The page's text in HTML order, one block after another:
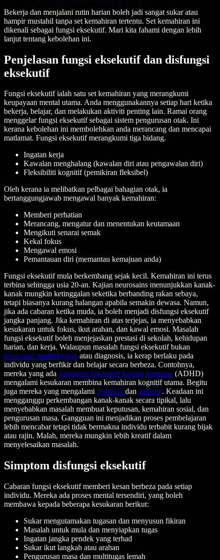
Bekerja dan menjalani rutin harian boleh jadi sangat sukar atau
hampir mustahil tanpa set kemahiran tertentu. Set kemahiran ini
dikenali sebagai fungsi eksekutif. Mari kita fahami dengan lebih
lanjut tentang kebolehan ini.
Penjelasan fungsi eksekutif dan disfungsi
eksekutif
Fungsi eksekutif ialah satu set kemahiran yang merangkumi
keupayaan mental utama. Anda menggunakannya setiap hari ketika
bekerja, belajar, dan melakukan aktiviti penting lain. Ramai orang
menggelar fungsi eksekutif sebagai sistem pengurusan otak. Ini
kerana kebolehan ini membolehkan anda merancang dan mencapai
matlamat. Fungsi eksekutif merangkumi tiga bidang.
Ingatan kerja
Kawalan menghalang (kawalan diri atau pengawalan diri)
Fleksibiliti kognitif (pemikiran fleksibel)
Oleh kerana ia melibatkan pelbagai bahagian otak, ia
bertanggungjawab mengawal banyak kemahiran:
Memberi perhatian
Merancang, mengatur dan menentukan keutamaan
Mengikuti senarai semak
Kekal fokus
Mengawal emosi
Pemantauan diri (memantau kemajuan anda)
Fungsi eksekutif mula berkembang sejak kecil. Kemahiran ini terus
terbina sehingga usia 20-an. Kajian neurosains menunjukkan kanak-
kanak mungkin ketinggalan seketika berbanding rakan sebaya,
tetapi biasanya kurang halangan apabila semakin dewasa. Namun,
jika ada cabaran ketika muda, ia boleh menjadi disfungsi eksekutif
jangka panjang. Jika kemahiran di atas terjejas, ia menyebabkan
kesukaran untuk fokus, ikut arahan, dan kawal emosi. Masalah
fungsi eksekutif boleh menjejaskan prestasi di sekolah, kehidupan
harian, dan kerja. Walaupun masalah fungsi eksekutif bukan
kecacatan pembelajaran atau diagnosis, ia kerap berlaku pada
individu yang berfikir dan belajar secara berbeza. Contohnya,
mereka yang ada gangguan hiperaktif kurang tumpuan (ADHD)
mengalami kesukaran membina kemahiran kognitif utama. Begitu
juga mereka yang mengalami disleksia dan autisme. Keadaan ini
mengganggu perkembangan kanak-kanak secara tipikal, lalu
menyebabkan masalah membuat keputusan, kemahiran sosial, dan
pengurusan masa. Gangguan ini menjadikan proses pembelajaran
lebih mencabar tetapi tidak bermakna individu terbabit kurang bijak
atau rajin. Malah, mereka mungkin lebih kreatif dalam
menyelesaikan masalah.
Simptom disfungsi eksekutif
Cabaran fungsi eksekutif memberi kesan berbeza pada setiap
individu. Mereka ada proses mental tersendiri, yang boleh
membawa kepada beberapa kesukaran berikut:
Sukar mengutamakan tugasan dan menyusun fikiran
Masalah untuk mula dan menyiapkan tugas
Ingatan jangka pendek yang terhad
Sukar ikut langkah atau arahan
Pengurusan masa dan multitugas lemah